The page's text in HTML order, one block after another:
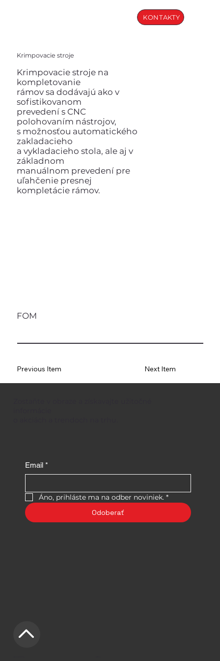
KONTAKTY
Krimpovacie stroje
Krimpovacie stroje na
kompletovanie
rámov sa dodávajú ako v
sofistikovanom
prevedení s CNC
polohovaním nástrojov,
s možnosťou automatického
zakladacieho
a vykladacieho stola, ale aj v
základnom
manuálnom prevedení pre
uľahčenie presnej
kompletácie rámov.
FOM
Previous Item Next Item
Email *
Áno, prihláste ma na odber noviniek. *
Odoberať